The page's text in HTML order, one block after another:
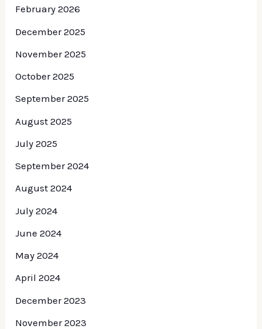
February 2026
December 2025
November 2025
October 2025
September 2025
August 2025
July 2025
September 2024
August 2024
July 2024
June 2024
May 2024
April 2024
December 2023
November 2023